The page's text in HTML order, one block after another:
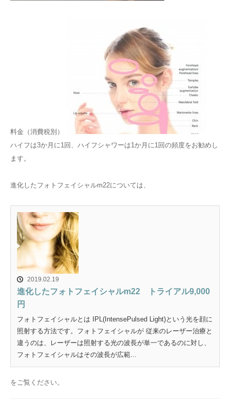
料金（消費税別）
ハイフは3か月に1回、ハイフシャワーは1か月に1回の頻度をお勧めし
ます。
進化したフォトフェイシャルm22については、
2019.02.19
進化したフォトフェイシャルm22 トライアル9,000
円
フォトフェイシャルとは IPL(IntensePulsed Light)という光を顔に
照射する方法です。フォトフェイシャルが 従来のレーザー治療と
違うのは、レーザーは照射する光の波長が単一であるのに対し、
フォトフェイシャルはその波長が広範...
をご覧ください。